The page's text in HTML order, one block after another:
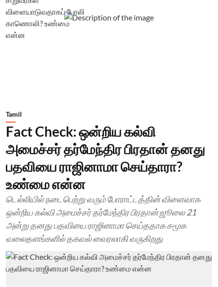
Tamil
Fact Check: ஒன்றிய கல்வி
அமைச்சர் தர்மேந்திர பிரதான் தனது
பதவியை ராஜினாமா செய்தாரா?
உண்மை என்ன
டெல்லியில் நடைபெற்று வரும் போராட்டத்தின் விளைவாக
ஒன்றிய கல்வி அமைச்சர் தர்மேந்திர பிரதான் ஜூலை 21
அன்று தனது பதவியை ராஜினாமா செய்ததாக சமூக
வலைதளங்களில் தகவல் வைரலாகி வருகிறது